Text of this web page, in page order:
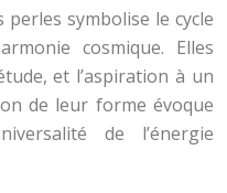
symbolise le cycle
cosmique. Elles
et l’aspiration à un
de leur forme évoque
de l’énergie